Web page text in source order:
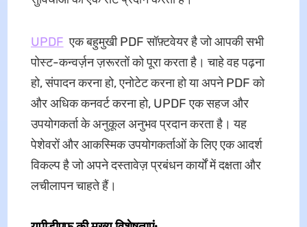
UPDF एक बहुमुखी PDF सॉफ़्टवेयर है जो आपकी सभी
पोस्ट-कन्वर्ज़न ज़रूरतों को पूरा करता है। चाहे वह पढ़ना
हो, संपादन करना हो, एनोटेट करना हो या अपने PDF को
और अधिक कनवर्ट करना हो, UPDF एक सहज और
उपयोगकर्ता के अनुकूल अनुभव प्रदान करता है। यह
पेशेवरों और आकस्मिक उपयोगकर्ताओं के लिए एक आदर्श
विकल्प है जो अपने दस्तावेज़ प्रबंधन कार्यों में दक्षता और
लचीलापन चाहते हैं।